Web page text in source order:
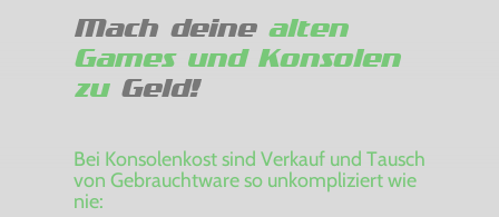
Mach deine alten
Games und Konsolen
zuGeld!
Bei Konsolenkost sind Verkauf und Tausch
von Gebrauchtware so unkompliziert wie
nie: